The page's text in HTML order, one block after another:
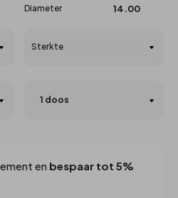
Diameter 14.00
Sterkte
en bespaar tot 5%